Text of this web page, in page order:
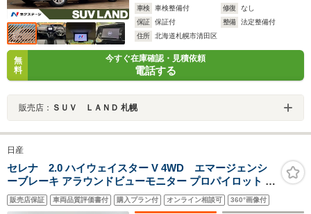
車検
車検整備付 修復
なし
保証
保証付 整備
法定整備付
住所
北海道札幌市清田区
無
料
今すぐ在庫確認・見積依頼
電話する
販売店： ＳＵＶ ＬＡＮＤ 札幌
日産
セレナ 2.0 ハイウェイスター V 4WD エマージェンシ
ーブレーキ アラウンドビューモニター プロパイロット レ
ーダークルーズコントロール レーンキープアシスト 両側
パワースライドドア AUX/USB 前後コーナーセンサー
販売店保証 車両品質評価書付 購入プラン付 オンライン相談可 360°画像付